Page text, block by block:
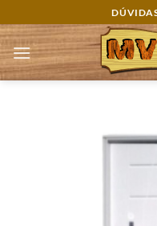
to
content